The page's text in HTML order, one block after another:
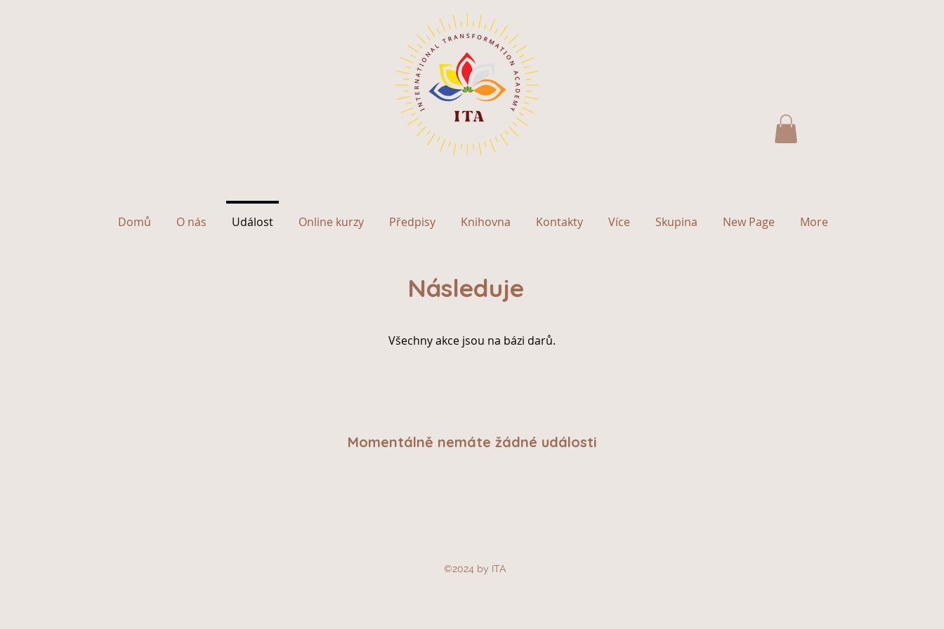
Domů O nás Událost Online kurzy Předpisy Knihovna Kontakty Více Skupina New Page More
Následuje
Všechny akce jsou na bázi darů.
Momentálně nemáte žádné události
©2024 by ITA